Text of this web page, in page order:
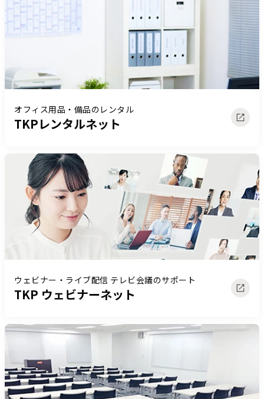
オフィス用品・備品のレンタル
TKPレンタルネット
ウェビナー・ライブ配信 テレビ会議のサポート
TKP ウェビナーネット